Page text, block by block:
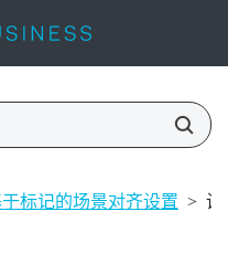
标记的场景对齐设置 > 设